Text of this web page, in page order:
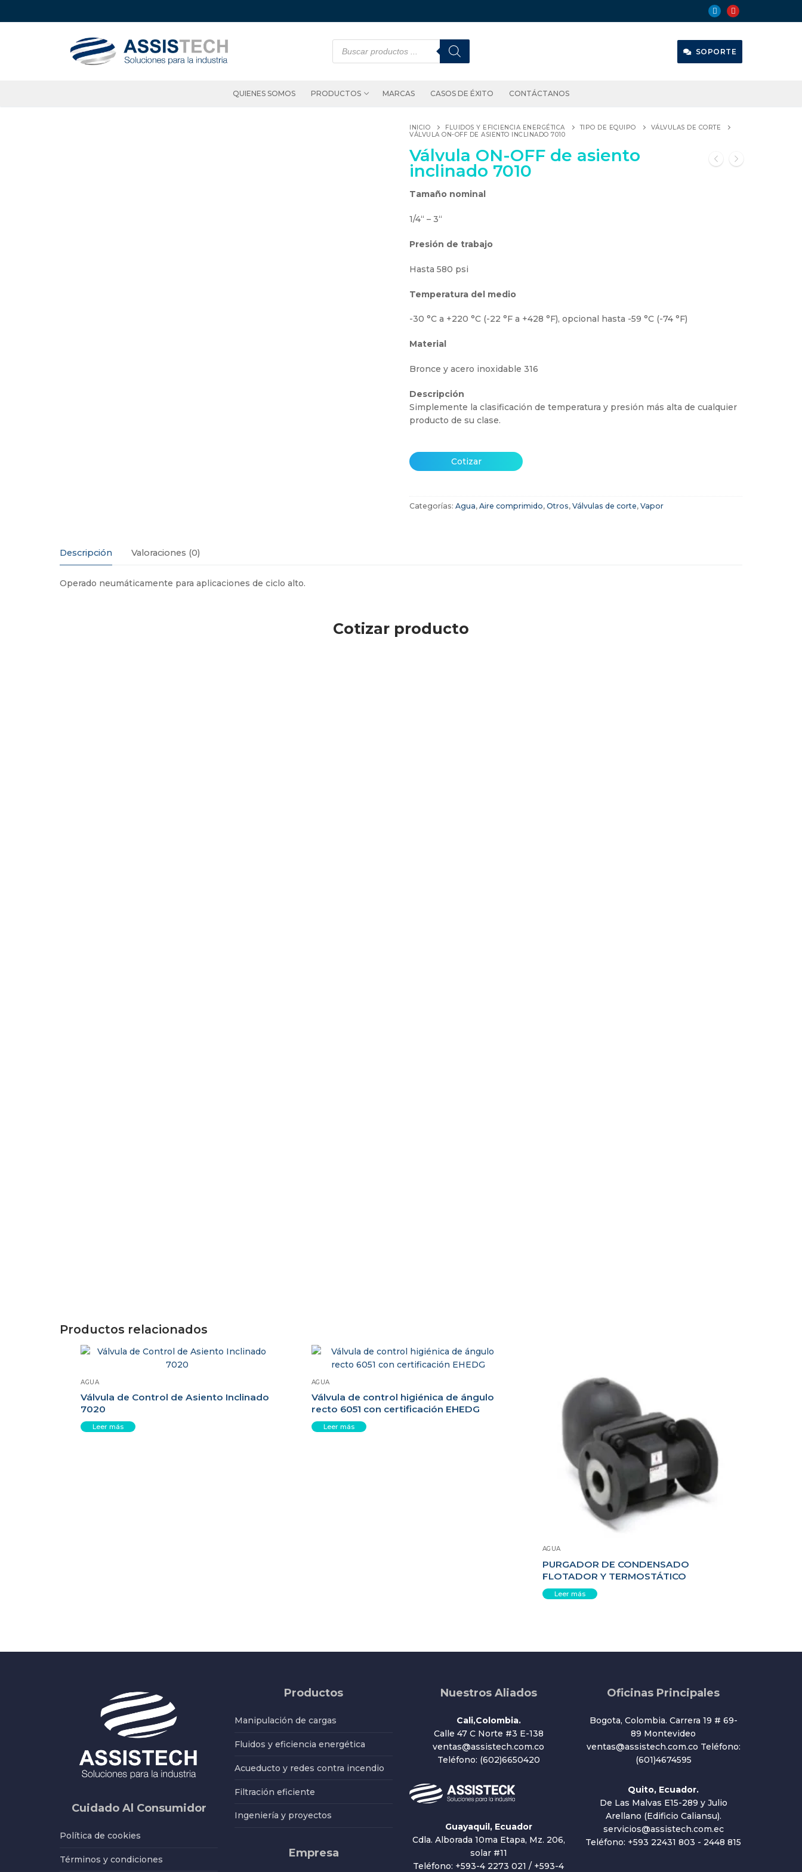
SOPORTE
QUIENES SOMOS PRODUCTOS MARCAS CASOS DE ÉXITO CONTÁCTANOS
INICIO FLUIDOS Y EFICIENCIA ENERGÉTICA TIPO DE EQUIPO
VÁLVULAS DE CORTE
VÁLVULA ON-OFF DE ASIENTO INCLINADO 7010
Válvula ON-OFF de asiento
inclinado 7010
Tamaño nominal
1/4“ – 3“
Presión de trabajo
Hasta 580 psi
Temperatura del medio
-30 °C a +220 °C (-22 °F a +428 °F), opcional hasta -59 °C (-74 °F)
Material
Bronce y acero inoxidable 316
Descripción
Simplemente la clasificación de temperatura y presión más alta de cualquier
producto de su clase.
Cotizar
Categorías: Agua, Aire comprimido, Otros, Válvulas de corte, Vapor
Descripción Valoraciones (0)
Operado neumáticamente para aplicaciones de ciclo alto.
Cotizar producto
Productos relacionados
AGUA
Válvula de Control de Asiento Inclinado
7020
Leer más
AGUA
Válvula de control higiénica de ángulo
recto 6051 con certificación EHEDG
Leer más
AGUA
PURGADOR DE CONDENSADO
FLOTADOR Y TERMOSTÁTICO
Leer más
Cuidado Al Consumidor
Política de cookies
Términos y condiciones
Productos
Manipulación de cargas
Fluidos y eficiencia energética
Acueducto y redes contra incendio
Filtración eficiente
Ingeniería y proyectos
Empresa
Nuestros Aliados
Cali,Colombia.
Calle 47 C Norte #3 E-138
ventas@assistech.com.co
Teléfono: (602)6650420
Guayaquil, Ecuador
Cdla. Alborada 10ma Etapa, Mz. 206,
solar #11
Teléfono: +593-4 2273 021 / +593-4
Oficinas Principales
Bogota, Colombia. Carrera 19 # 69-
89 Montevideo
ventas@assistech.com.co Teléfono:
(601)4674595
Quito, Ecuador.
De Las Malvas E15-289 y Julio
Arellano (Edificio Caliansu).
servicios@assistech.com.ec
Teléfono: +593 22431 803 - 2448 815